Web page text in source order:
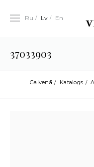
Ru Lv En
37033903
Galvenā Katalogs